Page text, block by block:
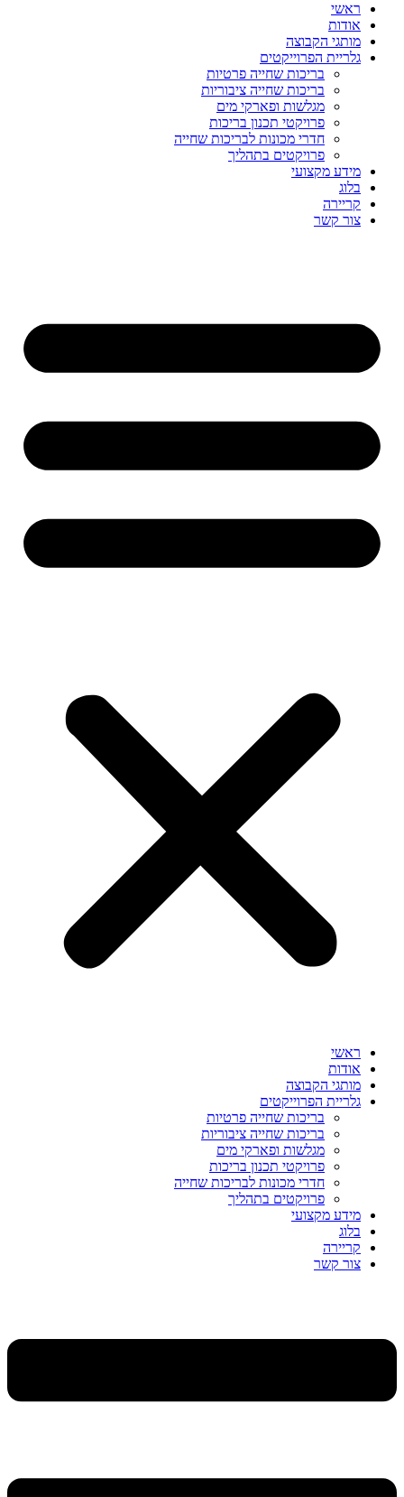
ראשי
אודות
מותגי הקבוצה
גלריית הפרוייקטים
בריכות שחייה פרטיות
בריכות שחייה ציבוריות
מגלשות ופארקי מים
פרויקטי תכנון בריכות
חדרי מכונות לבריכות שחייה
פרויקטים בתהליך
מידע מקצועי
בלוג
קריירה
צור קשר
ראשי
אודות
מותגי הקבוצה
גלריית הפרוייקטים
בריכות שחייה פרטיות
בריכות שחייה ציבוריות
מגלשות ופארקי מים
פרויקטי תכנון בריכות
חדרי מכונות לבריכות שחייה
פרויקטים בתהליך
מידע מקצועי
בלוג
קריירה
צור קשר